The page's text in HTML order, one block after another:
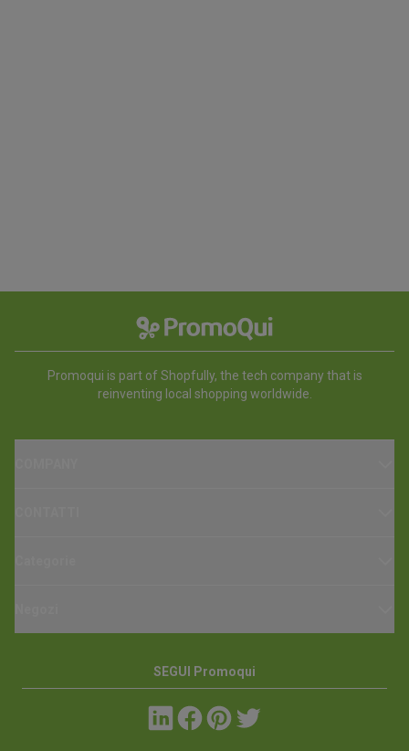
Promoqui is part of Shopfully, the tech company that is
reinventing local shopping worldwide.
SEGUI Promoqui